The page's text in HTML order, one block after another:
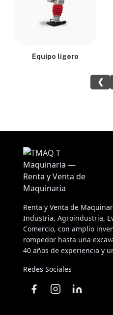
Equipo ligero
❮
Renta y Venta de
Industria, Agroindustria,
Comercio, con amplio
rompedor hasta una
40 años de experiencia y
Redes Sociales